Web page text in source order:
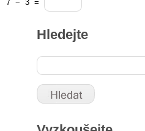
7 − 3 =
Hledejte